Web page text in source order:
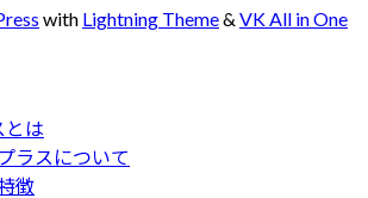
with Lightning Theme& VK All in One
とは
ラスについて
徴